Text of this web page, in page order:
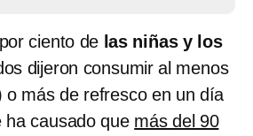
ciento de las niñas y los
dijeron consumir al menos
o más de refresco en un día
ha causado que más del 90